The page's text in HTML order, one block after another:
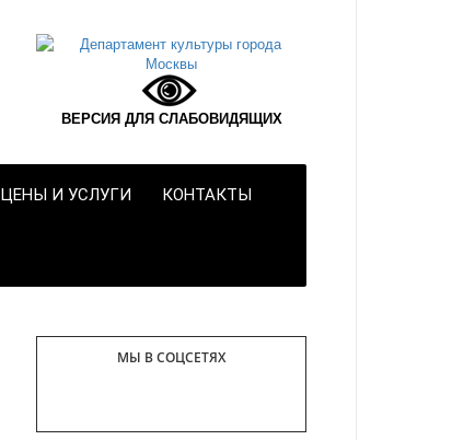
ВЕРСИЯ ДЛЯ СЛАБОВИДЯЩИХ
ЦЕНЫ И УСЛУГИ КОНТАКТЫ
МЫ В СОЦСЕТЯХ